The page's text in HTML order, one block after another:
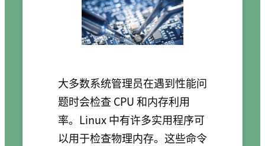
大多数系统管理员在遇到性能问
题时会检查 CPU 和内存利用
率。Linux 中有许多实用程序可
以用于检查物理内存。这些命令